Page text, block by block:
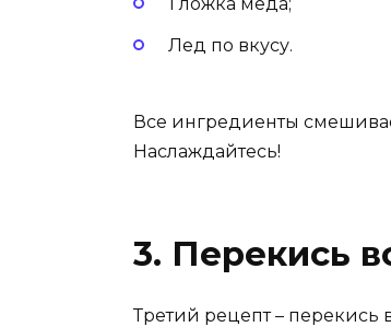
Лед по вкусу.
Все ингредиенты
Наслаждайтесь!
3. Перекись
Третий рецепт – перекись